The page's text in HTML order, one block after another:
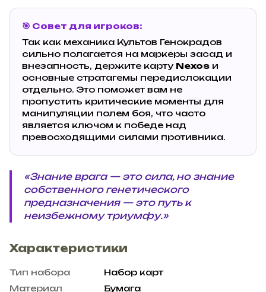
🎯 Совет для игроков:
Так как механика Культов Генокрадов
сильно полагается на маркеры засад и
внезапность, держите карту Nexos и
основные стратагемы передислокации
отдельно. Это поможет вам не
пропустить критические моменты для
манипуляции полем боя, что часто
является ключом к победе над
превосходящими силами противника.
«Знание врага — это сила, но знание
собственного генетического
предназначения — это путь к
неизбежному триумфу.»
Характеристики
Тип набора
Набор карт
Материал
Бумага